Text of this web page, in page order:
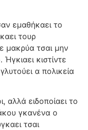
εμαθήκαει το
τουρ
μακρύα τσαι μην
κιστίντε
α πολικεία
αλλά ειδοποίαει το
γκανένα ο
τσαι